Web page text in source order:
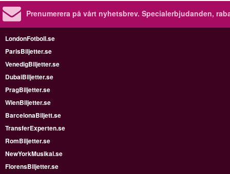
Prenumerera på vårt nyhetsbrev. Specialerbjudanden,
LondonFotboll.se
ParisBiljetter.se
VenedigBiljetter.se
DubaiBiljetter.se
PragBiljetter.se
WienBiljetter.se
BarcelonaBiljett.se
TransferExperten.se
RomBiljetter.se
NewYorkMusikal.se
FlorensBiljetter.se